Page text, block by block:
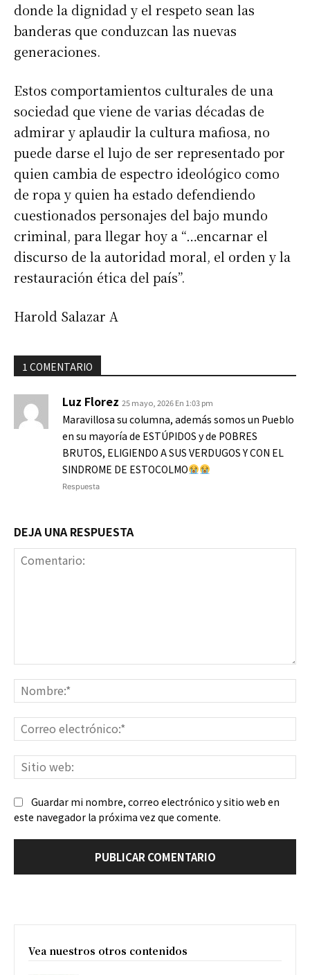
donde la dignidad y el respeto sean las
banderas que conduzcan las nuevas
generaciones.
Estos comportamientos culturales de una
sociedad que viene de varias décadas de
admirar y aplaudir la cultura mafiosa, no
puede darse el lujo de ser representado por
quien cambia de espectro ideológico como
de ropa y quien ha estado defendiendo
cuestionados personajes del bajo mundo
criminal, para llegar hoy a “…encarnar el
discurso de la autoridad moral, el orden y la
restauración ética del país”.
Harold Salazar A
1 COMENTARIO
Luz Florez 25 mayo, 2026 En 1:03 pm
Maravillosa su columna, además somos un Pueblo
en su mayoría de ESTÚPIDOS y de POBRES
BRUTOS, ELIGIENDO A SUS VERDUGOS Y CON EL
SINDROME DE ESTOCOLMO
Respuesta
DEJA UNA RESPUESTA
Guardar mi nombre, correo electrónico y sitio web en
este navegador la próxima vez que comente.
Vea nuestros otros contenidos